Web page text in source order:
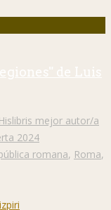
de Luis
mejor autor/a
2024
romana, Roma,